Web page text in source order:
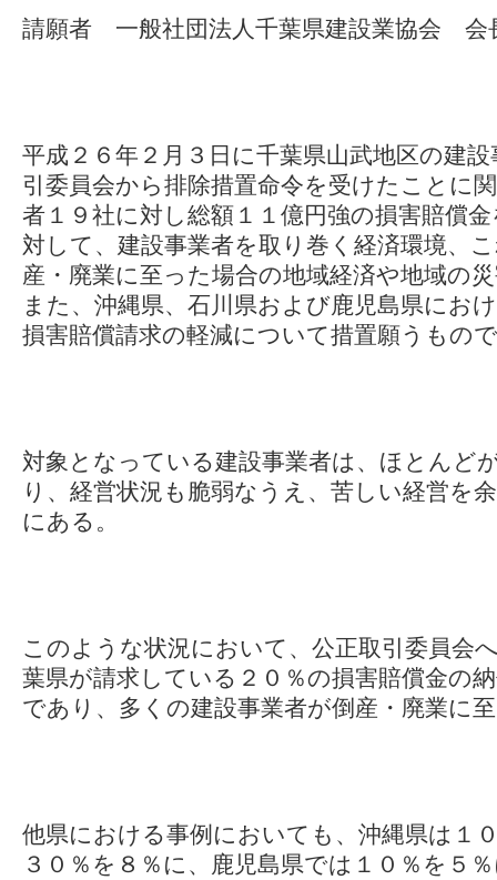
請願者 一般社団法人千葉県建設業協会 会
平成２６年２月３日に千葉県山武地区の建
引委員会から排除措置命令を受けたことに
者１９社に対し総額１１億円強の損害賠償
対して、建設事業者を取り巻く経済環境、
産・廃業に至った場合の地域経済や地域の
また、沖縄県、石川県および鹿児島県にお
損害賠償請求の軽減について措置願うもの
対象となっている建設事業者は、ほとんど
り、経営状況も脆弱なうえ、苦しい経営を
にある。
このような状況において、公正取引委員会
葉県が請求している２０％の損害賠償金の
であり、多くの建設事業者が倒産・廃業に
他県における事例においても、沖縄県は１
３０％を８％に、鹿児島県では１０％を５